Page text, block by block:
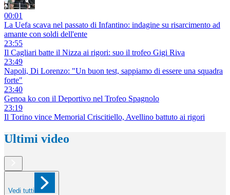
00:01
La Uefa scava nel passato di Infantino: indagine su risarcimento ad
amante con soldi dell'ente
23:55
Il Cagliari batte il Nizza ai rigori: suo il trofeo Gigi Riva
23:49
Napoli, Di Lorenzo: "Un buon test, sappiamo di essere una squadra
forte"
23:40
Genoa ko con il Deportivo nel Trofeo Spagnolo
23:19
Il Torino vince Memorial Criscitiello, Avellino battuto ai rigori
Ultimi video
Vedi tutti